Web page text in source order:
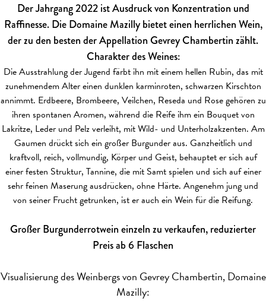
Der Jahrgang 2022 ist Ausdruck von Konzentration und
Raffinesse. Die Domaine Mazilly bietet einen herrlichen Wein,
der zu den besten der Appellation Gevrey Chambertin zählt.
Charakter des Weines:
Die Ausstrahlung der Jugend färbt ihn mit einem hellen Rubin, das mit
zunehmendem Alter einen dunklen karminroten, schwarzen Kirschton
annimmt. Erdbeere, Brombeere, Veilchen, Reseda und Rose gehören zu
ihren spontanen Aromen, während die Reife ihm ein Bouquet von
Lakritze, Leder und Pelz verleiht, mit Wild- und Unterholzakzenten. Am
Gaumen drückt sich ein großer Burgunder aus. Ganzheitlich und
kraftvoll, reich, vollmundig, Körper und Geist, behauptet er sich auf
einer festen Struktur, Tannine, die mit Samt spielen und sich auf einer
sehr feinen Maserung ausdrücken, ohne Härte. Angenehm jung und
von seiner Frucht getrunken, ist er auch ein Wein für die Reifung.
Großer Burgunderrotwein einzeln zu verkaufen, reduzierter
Preis ab 6 Flaschen
Visualisierung des Weinbergs von Gevrey Chambertin, Domaine
Mazilly: